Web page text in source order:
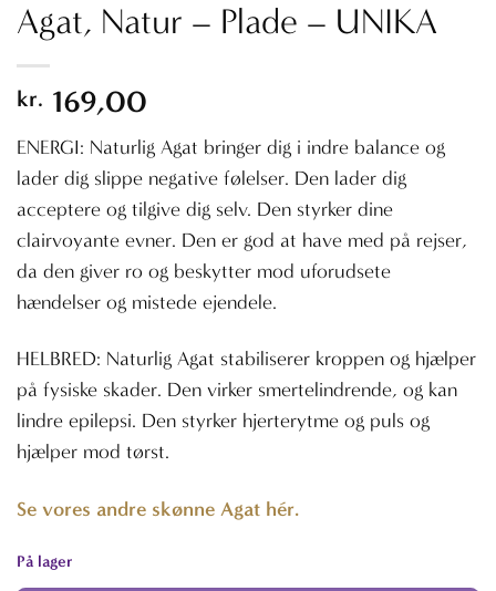
Agat, Natur – Plade – UNIKA
kr. 169,00
ENERGI: Naturlig Agat bringer dig i indre balance og
lader dig slippe negative følelser. Den lader dig
acceptere og tilgive dig selv. Den styrker dine
clairvoyante evner. Den er god at have med på rejser,
da den giver ro og beskytter mod uforudsete
hændelser og mistede ejendele.
HELBRED: Naturlig Agat stabiliserer kroppen og hjælper
på fysiske skader. Den virker smertelindrende, og kan
lindre epilepsi. Den styrker hjerterytme og puls og
hjælper mod tørst.
Se vores andre skønne Agat hér.
På lager